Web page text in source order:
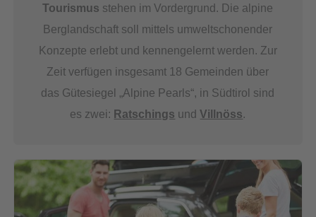
Tourismus stehen im Vordergrund. Die alpine
Berglandschaft soll mittels umweltschonender
Konzepte erlebt und kennengelernt werden. Zur
Zeit verfügen insgesamt 18 Gemeinden über
das Gütesiegel „Alpine Pearls“, in Südtirol sind
es zwei: Ratschings undVillnöss.